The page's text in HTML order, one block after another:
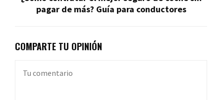
pagar de más? Guía para conductores
COMPARTE TU OPINIÓN